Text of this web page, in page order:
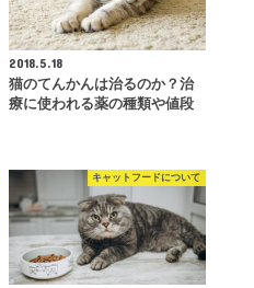
2018.5.18
猫のてんかんは治るのか？治
療に使われる薬の種類や値段
キャットフードについて